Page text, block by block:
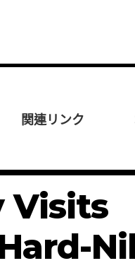
関連リンク
Visits